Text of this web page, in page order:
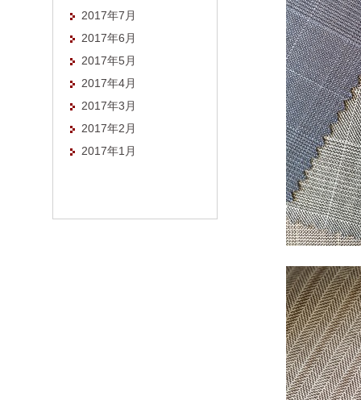
2017年7月
2017年6月
2017年5月
2017年4月
2017年3月
2017年2月
2017年1月